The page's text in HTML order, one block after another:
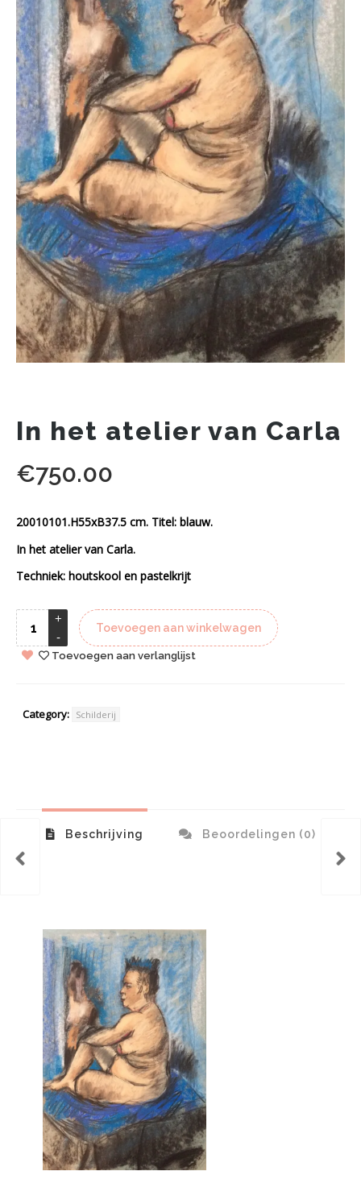
In het atelier van Carla
€750.00
20010101.H55xB37.5 cm. Titel: blauw.
In het atelier van Carla.
Techniek: houtskool en pastelkrijt
Toevoegen aan winkelwagen
Toevoegen aan verlanglijst
Category: Schilderij
Beschrijving Beoordelingen (0)